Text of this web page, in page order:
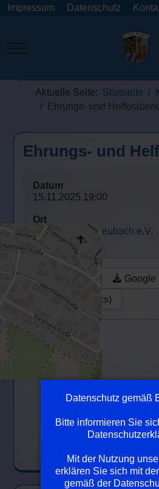
Impressum Datenschutz
Mobile Menu Toggle
Aktuelle Seite: Startseite
Ehrungs- und Helferabend
Ehrungs- und
Datum
15.11.2025 19:00
Ort
Turnverein 07 Heubach e.V.
Google
Outlook (.ics)
Datenschutz gemäß
Bitte informieren Sie
Mit der Nutzung
erklären Sie sich mit
gemäß der